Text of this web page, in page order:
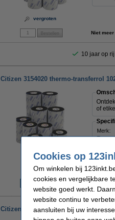
vergroten
Niet
10 jaar op
Citizen 3154020 thermo-transferrol
vergroten
of
Merk:
€
€ 206,20
Citizen 3154040 thermo-transferrol
Cookies op
Om winkelen bij
cookies en vergelijkbare
website goed werkt.
website continu te
aansluiten bij uw